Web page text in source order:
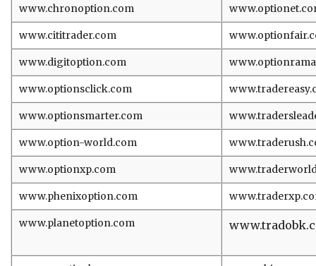
www.chronoption.com
www.cititrader.com
www.digitoption.com
www.optionsclick.com
www.optionsmarter.com
www.option-world.com
www.optionxp.com
www.phenixoption.com
www.planetoption.com